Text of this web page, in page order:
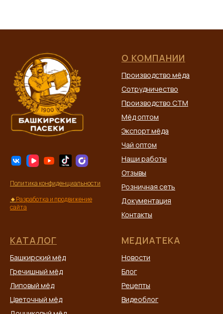
Политика конфиденциальности
🔸Разработка и продвижение
сайта
О КОМПАНИИ
Производство мёда
Сотрудничество
Производство СТМ
Мёд оптом
Экспорт мёда
Чай оптом
Наши работы
Отзывы
Розничная сеть
Документация
Контакты
КАТАЛОГ
Башкирский мёд
Гречишный мёд
Липовый мёд
Цветочный мёд
МЕДИАТЕКА
Новости
Блог
Рецепты
Видеоблог